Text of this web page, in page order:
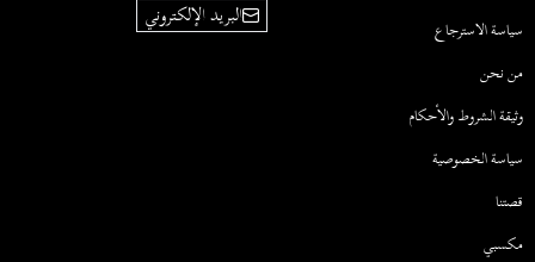
سياسة الاسترجاع
من نحن
وثيقة الشروط والأحكام
سياسة الخصوصية
قصتنا
مكسبي
البريد الإلكتروني